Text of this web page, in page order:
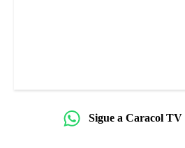
Sigue a Caracol